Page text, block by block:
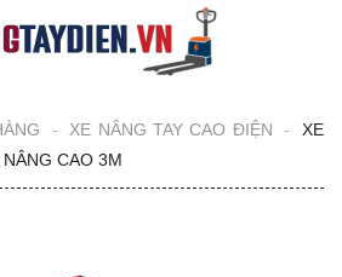
- XE NÂNG TAY CAO ĐIỆN -
XE
CAO 3M